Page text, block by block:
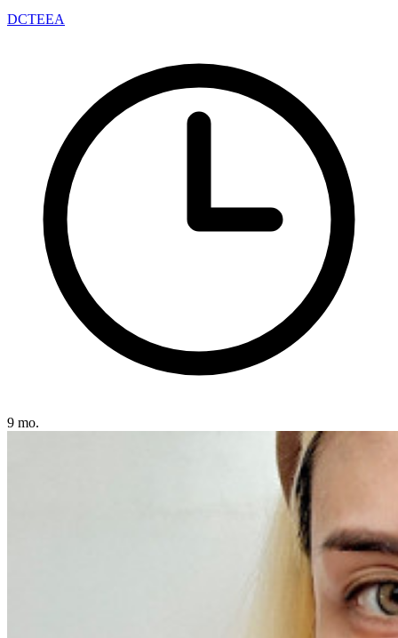
DCTEEA
9 mo.